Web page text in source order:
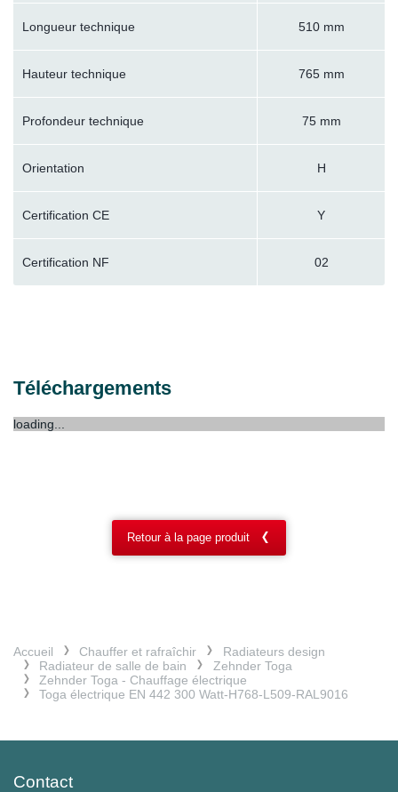
Longueur technique 510 mm
Hauteur technique 765 mm
Profondeur technique 75 mm
Orientation H
Certification CE Y
Certification NF 02
Téléchargements
loading...
Retour à la page produit
Accueil Chauffer et rafraîchir
Radiateurs design
Radiateur de salle de bain
Zehnder Toga
Zehnder Toga - Chauffage électrique
Toga électrique EN 442 300 Watt-H768-L509-RAL9016
Contact